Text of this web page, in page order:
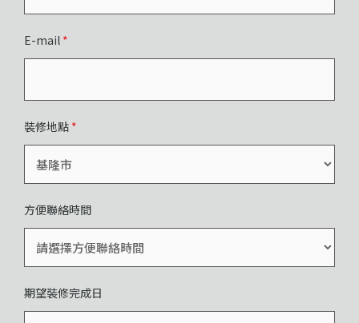
E-mail *
裝修地點 *
方便聯絡時間
期望裝修完成日